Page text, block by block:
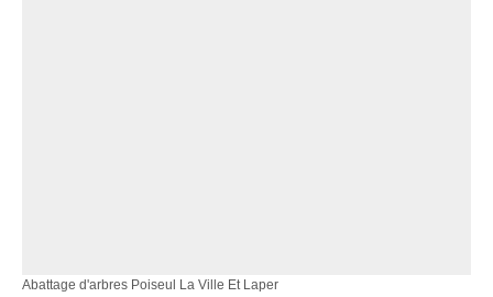
Abattage d'arbres Poiseul La Ville Et Laper